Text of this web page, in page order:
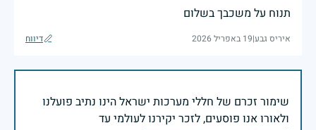
תנוח על משכבך בשלום
איריס גבע|19 באפריל 2026 דיווח
שימור זכרם של חללי מערכות ישראל הינו נתיב פועלנו